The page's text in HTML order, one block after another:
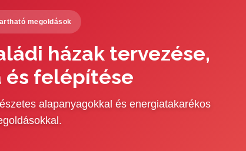
megoldások
házak tervezése,
és felépítése
alapanyagokkal és energiatakarékos